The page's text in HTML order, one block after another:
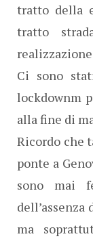
tratto della
tratto
Ci sono
lockdownm
alla fine di
Ricordo che
ponte a
sono mai
ma